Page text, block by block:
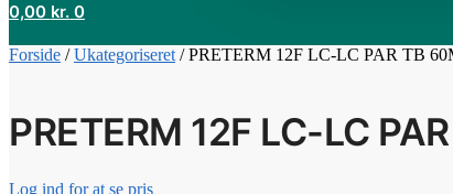
0,00 kr. 0
Forside /Ukategoriseret /PRETERM 12F LC-LC PAR TB
PRETERM 12F LC-LC
Log ind for at se pris